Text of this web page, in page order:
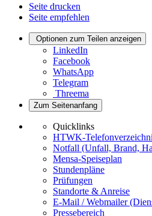
Seite drucken
Seite empfehlen
Optionen zum Teilen anzeigen
LinkedIn
Facebook
WhatsApp
Telegram
Threema
Zum Seitenanfang
Quicklinks
HTWK-
Notfall (Unfall, Brand,
Mensa-Speiseplan
Stundenpläne
Prüfungen
Standorte & Anreise
E-Mail / Webmailer
Pressebereich